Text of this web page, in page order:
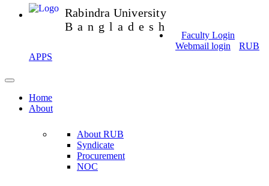
Rabindra University
Bangladesh
Faculty Login
Webmail login
RUB
APPS
Home
About
About RUB
Syndicate
Procurement
NOC